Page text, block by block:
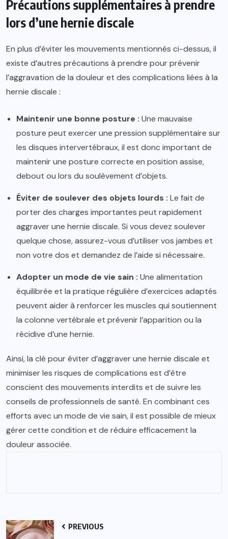
Précautions supplémentaires à prendre
lors d’une hernie discale
En plus d’éviter les mouvements mentionnés ci-dessus, il
existe d’autres précautions à prendre pour prévenir
l’aggravation de la douleur et des complications liées à la
hernie discale :
Maintenir une bonne posture : Une mauvaise
posture peut exercer une pression supplémentaire sur
les disques intervertébraux, il est donc important de
maintenir une posture correcte en position assise,
debout ou lors du soulèvement d’objets.
Éviter de soulever des objets lourds : Le fait de
porter des charges importantes peut rapidement
aggraver une hernie discale. Si vous devez soulever
quelque chose, assurez-vous d’utiliser vos jambes et
non votre dos et demandez de l’aide si nécessaire.
Adopter un mode de vie sain : Une alimentation
équilibrée et la pratique régulière d’exercices adaptés
peuvent aider à renforcer les muscles qui soutiennent
la colonne vertébrale et prévenir l’apparition ou la
récidive d’une hernie.
Ainsi, la clé pour éviter d’aggraver une hernie discale et
minimiser les risques de complications est d’être
conscient des mouvements interdits et de suivre les
conseils de professionnels de santé. En combinant ces
efforts avec un mode de vie sain, il est possible de mieux
gérer cette condition et de réduire efficacement la
douleur associée.
PREVIOUS